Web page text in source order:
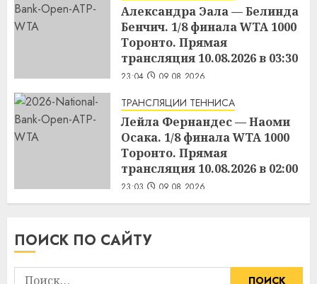
Александра Эала — Белинда
Бенчич. 1/8 финала WTA 1000
Торонто. Прямая
трансляция 10.08.2026 в 03:30
23:04 09.08.2026
ТРАНСЛЯЦИИ ТЕННИСА
Лейла Фернандес — Наоми
Осака. 1/8 финала WTA 1000
Торонто. Прямая
трансляция 10.08.2026 в 02:00
23:03 09.08.2026
ПОИСК ПО САЙТУ
Найти: